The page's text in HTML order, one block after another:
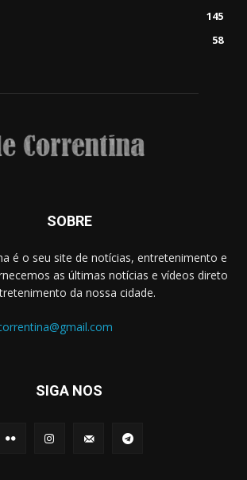
145
58
SOBRE
é o seu site de notícias, entretenimento e
as últimas notícias e vídeos direto
da nossa cidade.
SIGA NOS